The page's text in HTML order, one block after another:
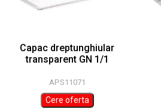
Capac dreptunghiular
transparent GN 1/1
APS11071
Cere oferta